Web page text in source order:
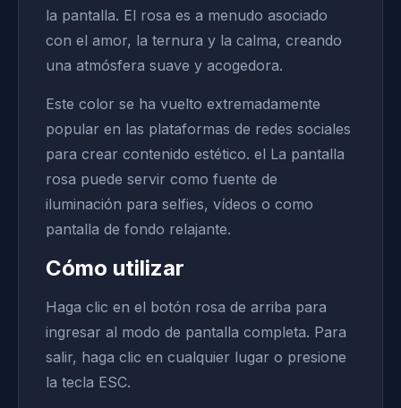
la pantalla. El rosa es a menudo asociado
con el amor, la ternura y la calma, creando
una atmósfera suave y acogedora.
Este color se ha vuelto extremadamente
popular en las plataformas de redes sociales
para crear contenido estético. el La pantalla
rosa puede servir como fuente de
iluminación para selfies, vídeos o como
pantalla de fondo relajante.
Cómo utilizar
Haga clic en el botón rosa de arriba para
ingresar al modo de pantalla completa. Para
salir, haga clic en cualquier lugar o presione
la tecla ESC.